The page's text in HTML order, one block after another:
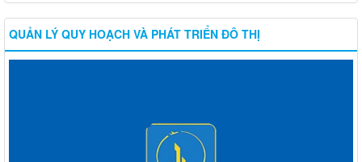
QUẢN LÝ QUY HOẠCH VÀ PHÁT TRIỂN ĐÔ THỊ